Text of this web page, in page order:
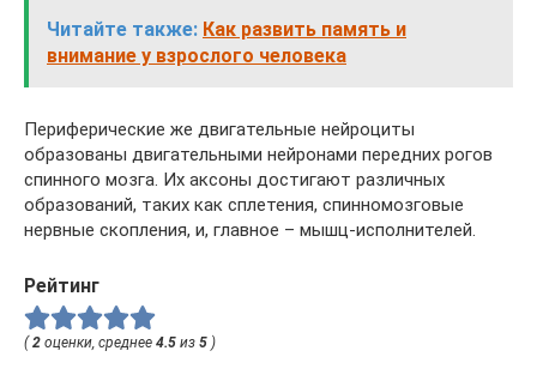
Читайте также: Как развить память и
внимание у взрослого человека
Периферические же двигательные нейроциты
образованы двигательными нейронами передних рогов
спинного мозга. Их аксоны достигают различных
образований, таких как сплетения, спинномозговые
нервные скопления, и, главное – мышц-исполнителей.
Рейтинг
( 2 оценки, среднее 4.5 из 5 )